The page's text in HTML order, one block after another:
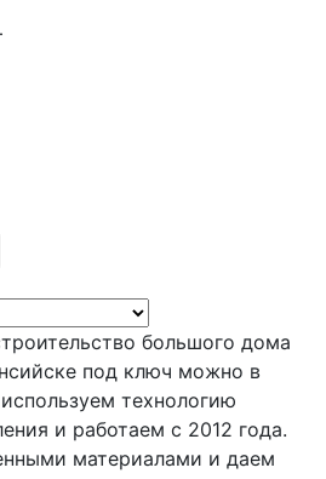
большого дома
под ключ можно в
технологию
и работаем с 2012 года.
материалами и даем